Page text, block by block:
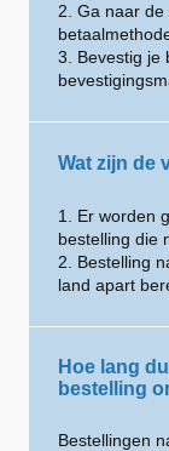
2. Ga naar
3. Bevestig je
Wat zijn de
1. Er worden
bestelling die
2. Bestelling
land apart
Hoe lang
bestelling
Bestellingen